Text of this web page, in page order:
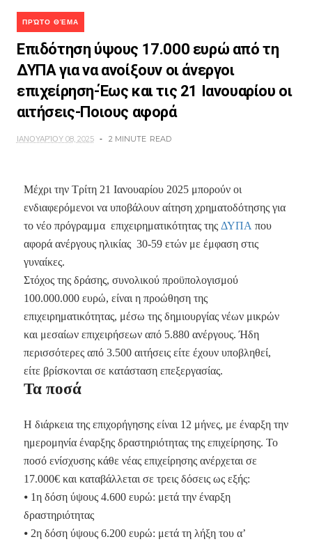
ΠΡΏΤΟ ΘΈΜΑ
Επιδότηση ύψους 17.000 ευρώ από τη
ΔΥΠΑ για να ανοίξουν οι άνεργοι
επιχείρηση-Έως και τις 21 Ιανουαρίου οι
αιτήσεις-Ποιους αφορά
ΙΑΝΟΥΑΡΊΟΥ 08, 2025 2 MINUTE READ
Μέχρι την Τρίτη 21 Ιανουαρίου 2025 μπορούν οι
ενδιαφερόμενοι να υποβάλουν αίτηση χρηματοδότησης για
το νέο πρόγραμμα επιχειρηματικότητας της ΔΥΠΑ που
αφορά ανέργους ηλικίας 30-59 ετών με έμφαση στις
γυναίκες.
Στόχος της δράσης, συνολικού προϋπολογισμού
100.000.000 ευρώ, είναι η προώθηση της
επιχειρηματικότητας, μέσω της δημιουργίας νέων μικρών
και μεσαίων επιχειρήσεων από 5.880 ανέργους. Ήδη
περισσότερες από 3.500 αιτήσεις είτε έχουν υποβληθεί,
είτε βρίσκονται σε κατάσταση επεξεργασίας.
Τα ποσά
Η διάρκεια της επιχορήγησης είναι 12 μήνες, με έναρξη την
ημερομηνία έναρξης δραστηριότητας της επιχείρησης. Το
ποσό ενίσχυσης κάθε νέας επιχείρησης ανέρχεται σε
17.000€ και καταβάλλεται σε τρεις δόσεις ως εξής:
⦁ 1η δόση ύψους 4.600 ευρώ: μετά την έναρξη
δραστηριότητας
⦁ 2η δόση ύψους 6.200 ευρώ: μετά τη λήξη του α’